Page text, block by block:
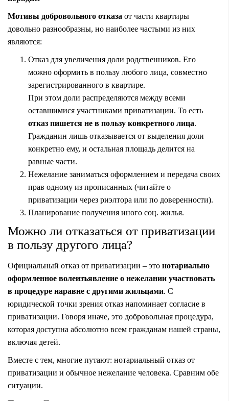
Мотивы добровольного отказа от части квартиры
довольно разнообразны, но наиболее частыми из них
являются:
Отказ для увеличения доли родственников. Его
можно оформить в пользу любого лица, совместно
зарегистрированного в квартире.
При этом доли распределяются между всеми
оставшимися участниками приватизации. То есть
отказ пишется не в пользу конкретного лица.
Гражданин лишь отказывается от выделения доли
конкретно ему, и остальная площадь делится на
равные части.
Нежелание заниматься оформлением и передача своих
прав одному из прописанных (читайте о
приватизации через риэлтора или по доверенности).
Планирование получения иного соц. жилья.
Можно ли отказаться от приватизации
в пользу другого лица?
Официальный отказ от приватизации – это нотариально
оформленное волеизъявление о нежелании участвовать
в процедуре наравне с другими жильцами. С
юридической точки зрения отказ напоминает согласие в
приватизации. Говоря иначе, это добровольная процедура,
которая доступна абсолютно всем гражданам нашей страны,
включая детей.
Вместе с тем, многие путают: нотариальный отказ от
приватизации и обычное нежелание человека. Сравним обе
ситуации.